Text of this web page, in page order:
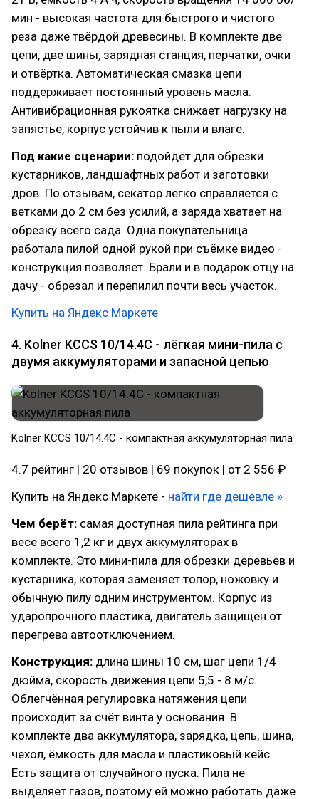
мин - высокая частота для быстрого и чистого
реза даже твёрдой древесины. В комплекте две
цепи, две шины, зарядная станция, перчатки, очки
и отвёртка. Автоматическая смазка цепи
поддерживает постоянный уровень масла.
Антивибрационная рукоятка снижает нагрузку на
запястье, корпус устойчив к пыли и влаге.
Под какие сценарии: подойдёт для обрезки
кустарников, ландшафтных работ и заготовки
дров. По отзывам, секатор легко справляется с
ветками до 2 см без усилий, а заряда хватает на
обрезку всего сада. Одна покупательница
работала пилой одной рукой при съёмке видео -
конструкция позволяет. Брали и в подарок отцу на
дачу - обрезал и перепилил почти весь участок.
Купить на Яндекс Маркете
4. Kolner KCCS 10/14.4C - лёгкая мини-пила с
двумя аккумуляторами и запасной цепью
Kolner KCCS 10/14.4C - компактная аккумуляторная пила
4.7 рейтинг | 20 отзывов | 69 покупок | от 2 556 ₽
Купить на Яндекс Маркете - найти где дешевле »
Чем берёт: самая доступная пила рейтинга при
весе всего 1,2 кг и двух аккумуляторах в
комплекте. Это мини-пила для обрезки деревьев и
кустарника, которая заменяет топор, ножовку и
обычную пилу одним инструментом. Корпус из
ударопрочного пластика, двигатель защищён от
перегрева автоотключением.
Конструкция: длина шины 10 см, шаг цепи 1/4
дюйма, скорость движения цепи 5,5 - 8 м/с.
Облегчённая регулировка натяжения цепи
происходит за счёт винта у основания. В
комплекте два аккумулятора, зарядка, цепь, шина,
чехол, ёмкость для масла и пластиковый кейс.
Есть защита от случайного пуска. Пила не
выделяет газов, поэтому ей можно работать даже